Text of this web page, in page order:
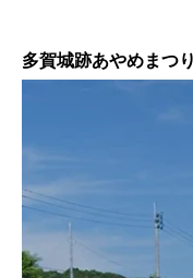
多賀城跡あやめまつ